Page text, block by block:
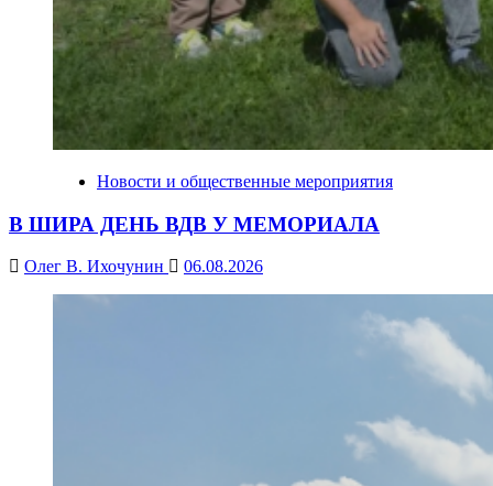
Новости и общественные мероприятия
В ШИРА ДЕНЬ ВДВ У МЕМОРИАЛА
Олег В. Ихочунин 06.08.2026